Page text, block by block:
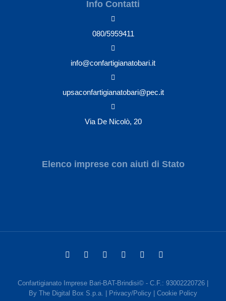
Info Contatti
080/5959411
info@confartigianatobari.it
upsaconfartigianatobari@pec.it
Via De Nicolò, 20
Elenco imprese con aiuti di Stato
Confartigianato Imprese Bari-BAT-Brindisi© - C.F.: 93002220726 |
By The Digital Box S.p.a. Privacy/Policy Cookie Policy